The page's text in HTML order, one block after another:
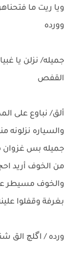
ويا ريت ما
وورده
جميله/ نزلن يا
القفص
ألق/ نباوع على
والسياره
جميله بس غزوان
من الخوف أريد
والخوف مسيطر
بغرفة وقفلوا
ورده / اگلچ الق